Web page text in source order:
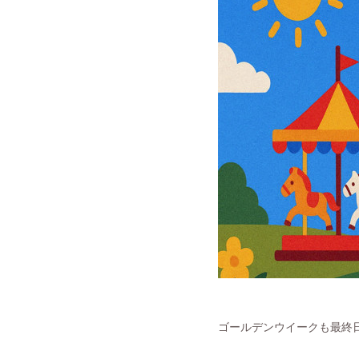
ゴールデンウイークも最終